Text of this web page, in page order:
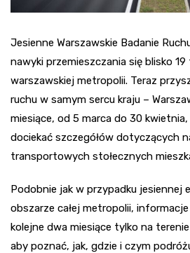
Jesienne Warszawskie Badanie
nawyki przemieszczania się blisko
warszawskiej metropolii. Teraz
ruchu w samym sercu kraju –
miesiące, od 5 marca do 30
dociekać szczegółów dotyczących
transportowych stołecznych
Podobnie jak w przypadku jesiennej
obszarze całej metropolii,
kolejne dwa miesiące tylko na
aby poznać, jak, gdzie i czym